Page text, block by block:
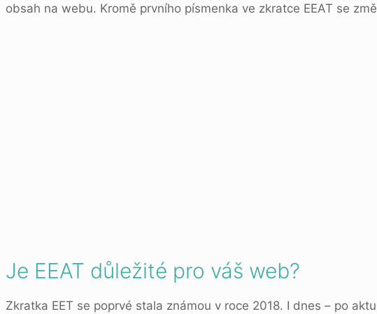
obsah na webu. Kromě prvního písmenka ve zkratce EEAT se
Je EEAT důležité pro váš web?
Zkratka EET se poprvé stala známou v roce 2018. I dnes – po